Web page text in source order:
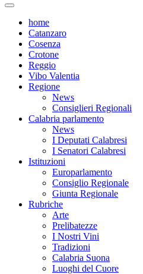
home
Catanzaro
Cosenza
Crotone
Reggio
Vibo Valentia
Regione
News
Consiglieri Regionali
Calabria parlamento
News
I Deputati Calabresi
I Senatori Calabresi
Istituzioni
Europarlamento
Consiglio Regionale
Giunta Regionale
Rubriche
Arte
Prelibatezze
I Nostri Vini
Tradizioni
Calabria Suona
Luoghi del Cuore